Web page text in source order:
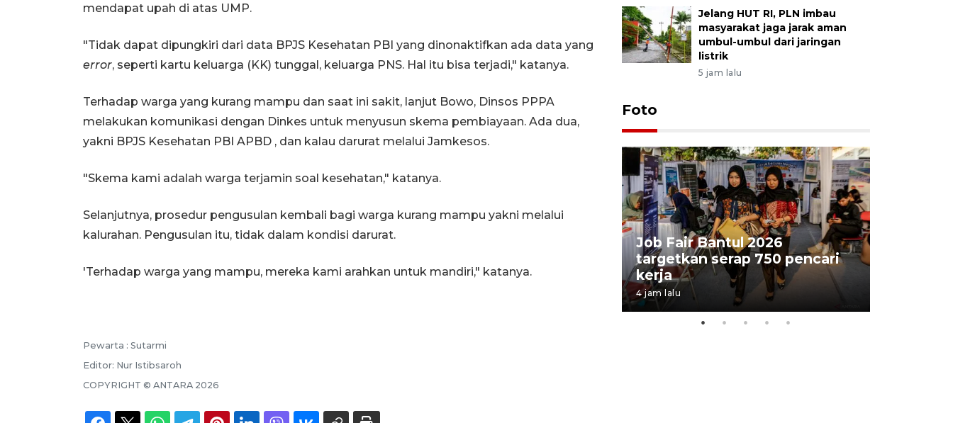
mendapat upah di atas UMP.
"Tidak dapat dipungkiri dari data BPJS Kesehatan PBI yang dinonaktifkan ada data yang
error, seperti kartu keluarga (KK) tunggal, keluarga PNS. Hal itu bisa terjadi," katanya.
Terhadap warga yang kurang mampu dan saat ini sakit, lanjut Bowo, Dinsos PPPA
melakukan komunikasi dengan Dinkes untuk menyusun skema pembiayaan. Ada dua,
yakni BPJS Kesehatan PBI APBD , dan kalau darurat melalui Jamkesos.
"Skema kami adalah warga terjamin soal kesehatan," katanya.
Selanjutnya, prosedur pengusulan kembali bagi warga kurang mampu yakni melalui
kalurahan. Pengusulan itu, tidak dalam kondisi darurat.
'Terhadap warga yang mampu, mereka kami arahkan untuk mandiri," katanya.
Pewarta : Sutarmi
Editor: Nur Istibsaroh
COPYRIGHT © ANTARA 2026
Jelang HUT RI, PLN imbau
masyarakat jaga jarak aman
umbul-umbul dari jaringan
listrik
5 jam lalu
Foto
seniman neurodivergen
Job Fair Bantul 2026
targetkan serap 750 pencari
kerja
4 jam lalu